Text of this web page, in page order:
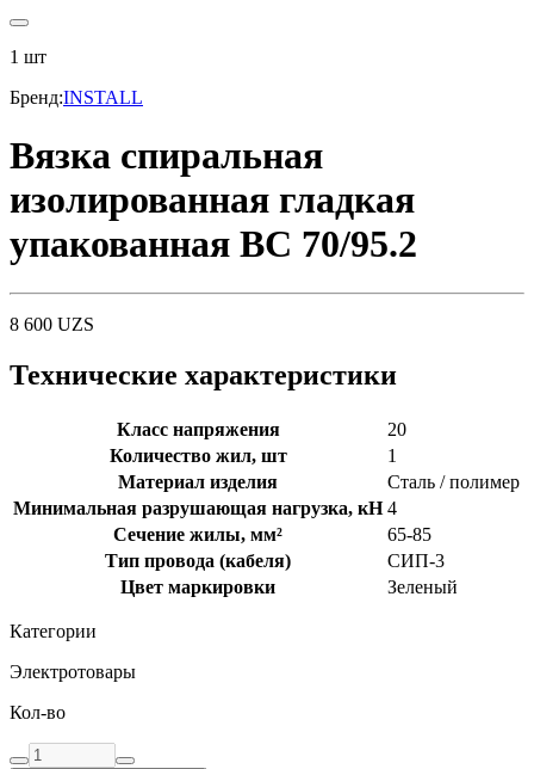
1 шт
Бренд:INSTALL
Вязка спиральная
изолированная гладкая
упакованная ВС 70/95.2
8 600 UZS
Технические характеристики
Класс напряжения
20
Количество жил, шт
1
Материал изделия
Сталь / полимер
Минимальная разрушающая нагрузка, кН 4
Сечение жилы, мм²
65-85
Тип провода (кабеля)
СИП-3
Цвет маркировки
Зеленый
Категории
Электротовары
Кол-во